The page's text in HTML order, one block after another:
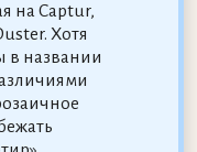
на Captur,
Хотя
в названии